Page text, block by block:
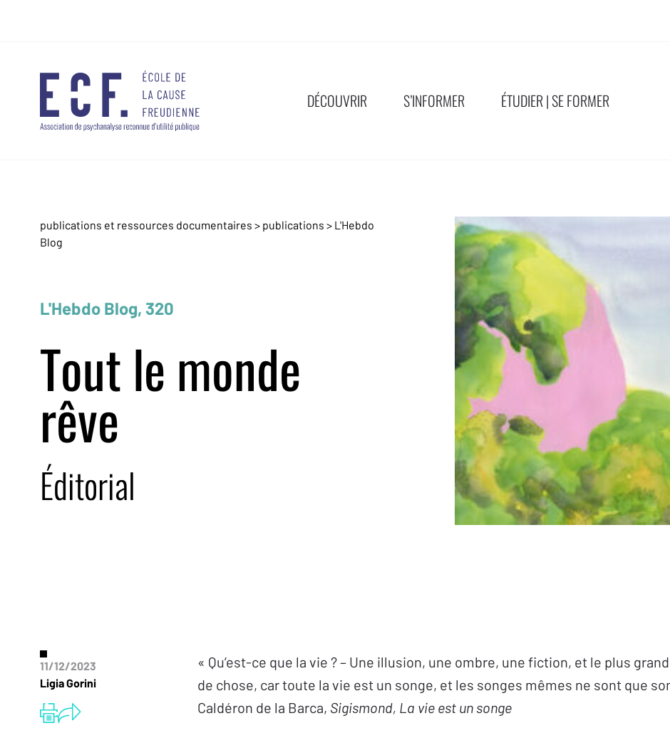
DÉCOUVRIR S’INFORMER ÉTUDIER | SE FORMER
publications et ressources documentaires > publications > L'Hebdo
Blog
L'Hebdo Blog, 320
Tout le monde
rêve
Éditorial
11/12/2023
Ligia Gorini
« Qu’est-ce que la vie ? – Une illusion, une ombre, une fiction, et le plus
de chose, car toute la vie est un songe, et les songes mêmes ne sont que
Caldéron de la Barca, Sigismond, La vie est un songe